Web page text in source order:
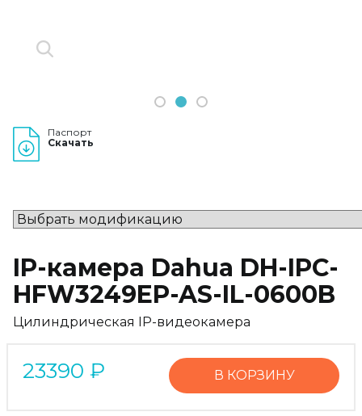
1 2 3
Паспорт
Скачать
IP-камера Dahua DH-IPC-
HFW3249EP-AS-IL-0600B
Цилиндрическая IP-видеокамера
23390 ₽ В КОРЗИНУ